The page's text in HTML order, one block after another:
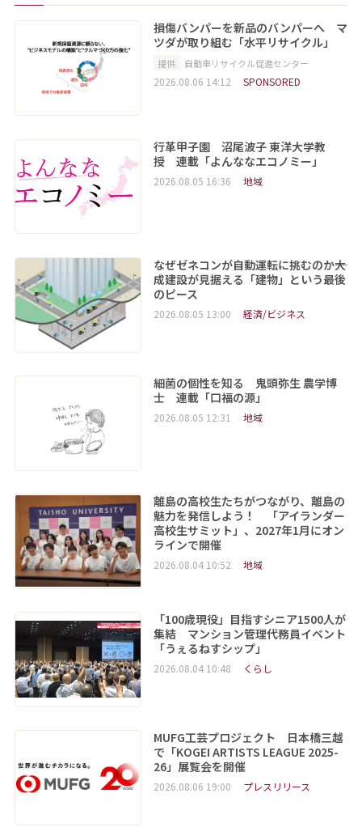
損傷バンパーを新品のバンパーへ マ
ツダが取り組む「水平リサイクル」
提供 自動車リサイクル促進センター
2026.08.06 14:12 SPONSORED
行革甲子園 沼尾波子 東洋大学教
授 連載「よんななエコノミー」
2026.08.05 16:36 地域
なぜゼネコンが自動運転に挑むのか――大
成建設が見据える「建物」という最後
のピース
2026.08.05 13:00 経済/ビジネス
細菌の個性を知る 鬼頭弥生 農学博
士 連載「口福の源」
2026.08.05 12:31 地域
離島の高校生たちがつながり、離島の
魅力を発信しよう！ 「アイランダー
高校生サミット」、2027年1月にオン
ラインで開催
2026.08.04 10:52 地域
「100歳現役」目指すシニア1500人が
集結 マンション管理代務員イベント
「うぇるねすシップ」
2026.08.04 10:48 くらし
MUFG工芸プロジェクト 日本橋三越
で「KOGEI ARTISTS LEAGUE 2025-
26」展覧会を開催
2026.08.06 19:00 プレスリリース